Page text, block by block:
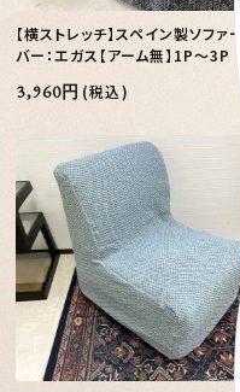
【横ストレッチ】スペイン製ソファー
バー：エガス【アーム無】1P～3P
3,960円 (税込)